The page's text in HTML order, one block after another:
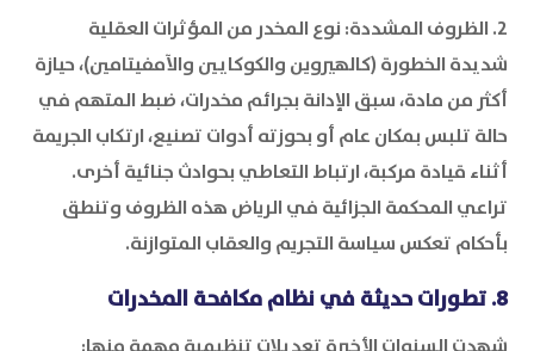
2. الظروف المشددة: نوع المخدر من المؤثرات العقلية
شديدة الخطورة (كالهيروين والكوكايين والآمفيتامين)، حيازة
أكثر من مادة، سبق الإدانة بجرائم مخدرات، ضبط المتهم في
حالة تلبس بمكان عام أو بحوزته أدوات تصنيع، ارتكاب الجريمة
أثناء قيادة مركبة، ارتباط التعاطي بحوادث جنائية أخرى.
تراعي المحكمة الجزائية في الرياض هذه الظروف وتنطق
بأحكام تعكس سياسة التجريم والعقاب المتوازنة.
8. تطورات حديثة في نظام مكافحة المخدرات
شهدت السنوات الأخيرة تعديلات تنظيمية مهمة منها: